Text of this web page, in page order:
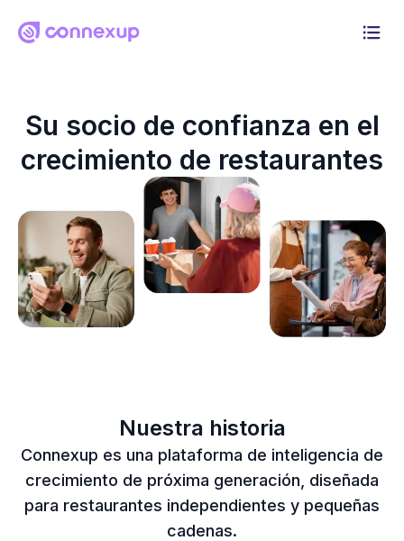
Productos
Solución
Precios
Recursos
Prueba gratuita de 30 días
Su socio de confianza en el
crecimiento de restaurantes
Nuestra historia
Connexup es una plataforma de inteligencia de
crecimiento de próxima generación, diseñada
para restaurantes independientes y pequeñas
cadenas.